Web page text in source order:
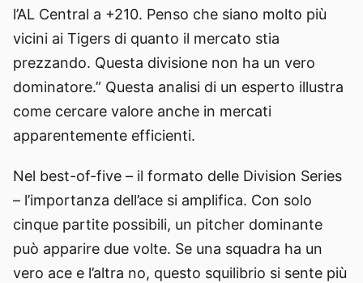
l’AL Central a +210. Penso che siano molto più
vicini ai Tigers di quanto il mercato stia
prezzando. Questa divisione non ha un vero
dominatore.” Questa analisi di un esperto illustra
come cercare valore anche in mercati
apparentemente efficienti.
Nel best-of-five – il formato delle Division Series
– l’importanza dell’ace si amplifica. Con solo
cinque partite possibili, un pitcher dominante
può apparire due volte. Se una squadra ha un
vero ace e l’altra no, questo squilibrio si sente più